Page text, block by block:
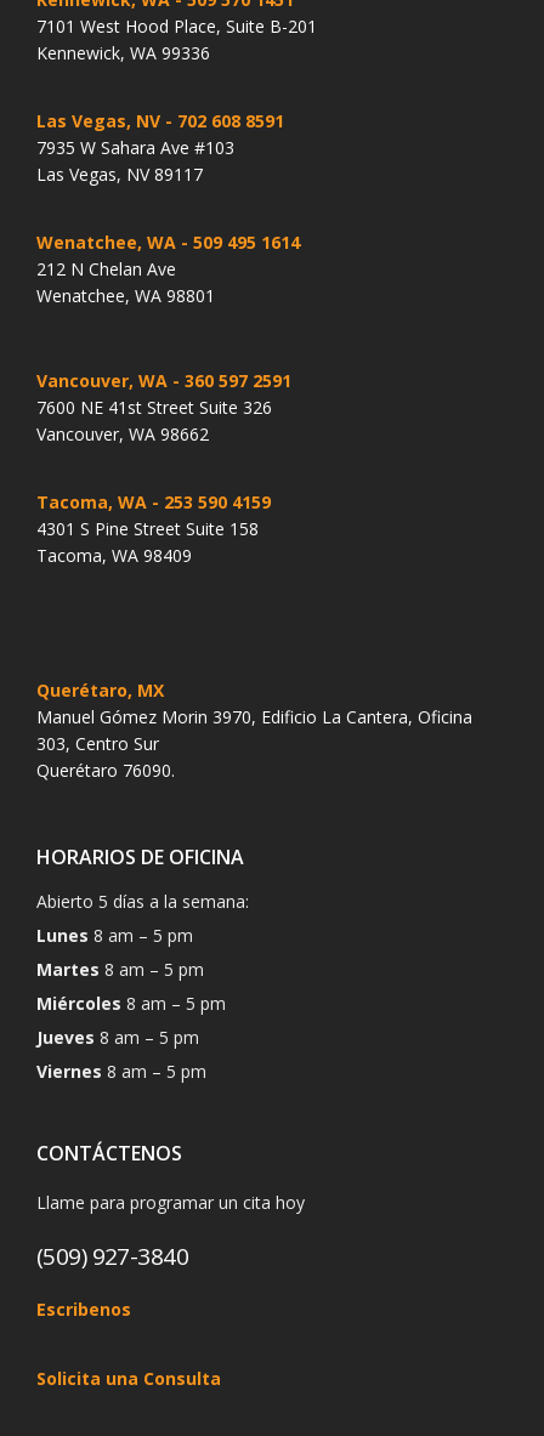
7101 West Hood Place, Suite B-201
Kennewick, WA 99336
Las Vegas, NV - 702 608 8591
7935 W Sahara Ave #103
Las Vegas, NV 89117
Wenatchee, WA - 509 495 1614
212 N Chelan Ave
Wenatchee, WA 98801
Vancouver, WA - 360 597 2591
7600 NE 41st Street Suite 326
Vancouver, WA 98662
Tacoma, WA - 253 590 4159
4301 S Pine Street Suite 158
Tacoma, WA 98409
Querétaro, MX
Manuel Gómez Morin 3970, Edificio La Cantera, Oficina
303, Centro Sur
Querétaro 76090.
HORARIOS DE OFICINA
Abierto 5 días a la semana:
Lunes 8 am – 5 pm
Martes 8 am – 5 pm
Miércoles 8 am – 5 pm
Jueves 8 am – 5 pm
Viernes 8 am – 5 pm
CONTÁCTENOS
Llame para programar un cita hoy
(509) 927-3840
Escribenos
Solicita una Consulta